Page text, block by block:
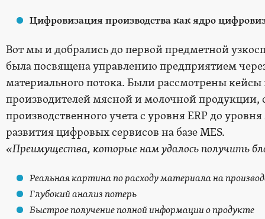
Цифровизация производства как ядро
Вот мы и добрались до первой предметной
была посвящена управлению предприятием
материального потока. Были рассмотрены
производителей мясной и молочной продукции,
производственного учета с уровня ERP до
развития цифровых сервисов на базе MES.
«Преимущества, которые нам удалось получить
Реальная картина по расходу материала на
Глубокий анализ потерь
Быстрое получение полной информации о продукте